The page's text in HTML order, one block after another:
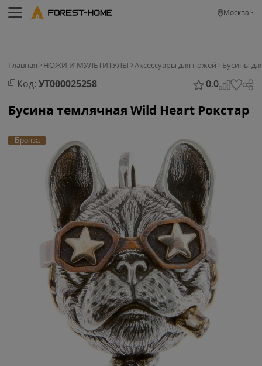
Москва
Главная НОЖИ И МУЛЬТИТУЛЫ Аксессуары для ножей Бусины
Код: УТ000025258 0.0
Бусина темлячная Wild Heart Рокстар
Бронза